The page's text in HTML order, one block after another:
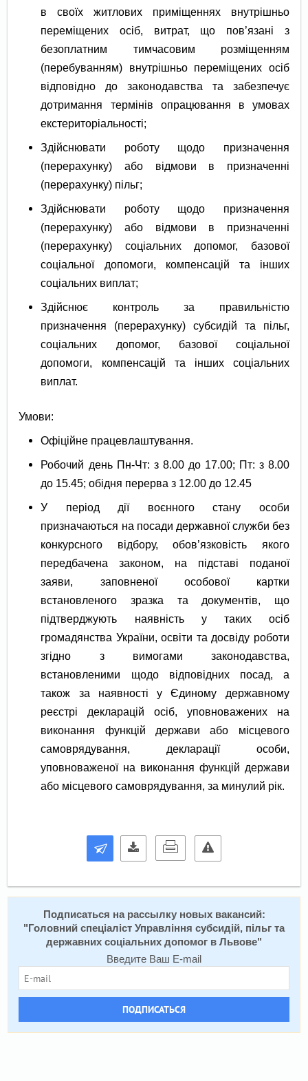
в своїх житлових приміщеннях внутрішньо
переміщених осіб, витрат, що пов’язані з
безоплатним тимчасовим розміщенням
(перебуванням) внутрішньо переміщених осіб
відповідно до законодавства та забезпечує
дотримання термінів опрацювання в умовах
екстериторіальності;
Здійснювати роботу щодо призначення
(перерахунку) або відмови в призначенні
(перерахунку) пільг;
Здійснювати роботу щодо призначення
(перерахунку) або відмови в призначенні
(перерахунку) соціальних допомог, базової
соціальної допомоги, компенсацій та інших
соціальних виплат;
Здійснює контроль за правильністю
призначення (перерахунку) субсидій та пільг,
соціальних допомог, базової соціальної
допомоги, компенсацій та інших соціальних
виплат.
Умови:
Офіційне працевлаштування.
Робочий день Пн-Чт: з 8.00 до 17.00; Пт: з 8.00
до 15.45; обідня перерва з 12.00 до 12.45
У період дії воєнного стану особи
призначаються на посади державної служби без
конкурсного відбору, обов’язковість якого
передбачена законом, на підставі поданої
заяви, заповненої особової картки
встановленого зразка та документів, що
підтверджують наявність у таких осіб
громадянства України, освіти та досвіду роботи
згідно з вимогами законодавства,
встановленими щодо відповідних посад, а
також за наявності у Єдиному державному
реєстрі декларацій осіб, уповноважених на
виконання функцій держави або місцевого
самоврядування, декларації особи,
уповноваженої на виконання функцій держави
або місцевого самоврядування, за минулий рік.
Подписаться на расcылку новых вакансий:
" Головний спеціаліст Управління субсидій, пільг та
державних соціальних допомог в Львове"
Введите Ваш E-mail
ПОДПИСАТЬСЯ